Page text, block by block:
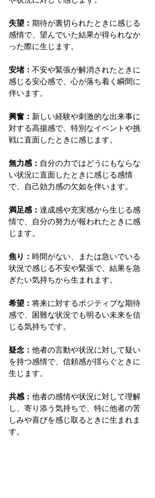
失望： 期待が裏切られたときに感じる
感情で、望んでいた結果が得られなか
った際に生じます。
安堵： 不安や緊張が解消されたときに
感じる安心感で、心が落ち着く瞬間に
伴います。
興奮： 新しい経験や刺激的な出来事に
対する高揚感で、特別なイベントや挑
戦に直面したときに感じます。
無力感： 自分の力ではどうにもならな
い状況に直面したときに感じる感情
で、自己効力感の欠如を伴います。
満足感： 達成感や充実感から生じる感
情で、自分の努力が報われたときに感
じます。
焦り： 時間がない、または急いでいる
状況で感じる不安や緊張で、結果を急
ぎたい気持ちから生まれます。
希望： 将来に対するポジティブな期待
感で、困難な状況でも明るい未来を信
じる気持ちです。
疑念： 他者の言動や状況に対して疑い
を持つ感情で、信頼感が揺らぐときに
生じます。
共感： 他者の感情や状況に対して理解
し、寄り添う気持ちで、特に他者の苦
しみや喜びを感じ取るときに生まれま
す。